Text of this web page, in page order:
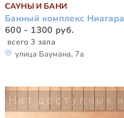
САУНЫ И БАНИ
Банный комплекс Ниагара
600 - 1300 руб.
всего 3 зала
улица Баумана, 7а